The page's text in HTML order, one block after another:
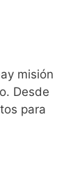
misión
Desde
para